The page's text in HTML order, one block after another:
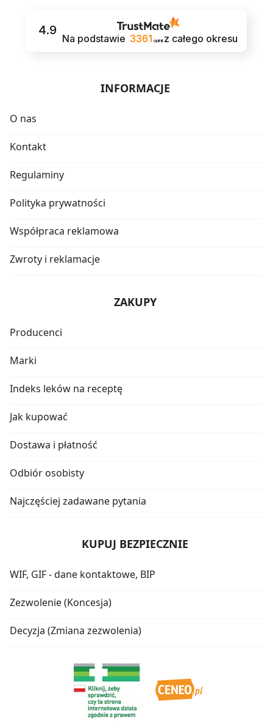
4.9
Na podstawie 3361 opinii z całego okresu
INFORMACJE
O nas
Kontakt
Regulaminy
Polityka prywatności
Współpraca reklamowa
Zwroty i reklamacje
ZAKUPY
Producenci
Marki
Indeks leków na receptę
Jak kupować
Dostawa i płatność
Odbiór osobisty
Najczęściej zadawane pytania
KUPUJ BEZPIECZNIE
WIF, GIF - dane kontaktowe, BIP
Zezwolenie (Koncesja)
Decyzja (Zmiana zezwolenia)